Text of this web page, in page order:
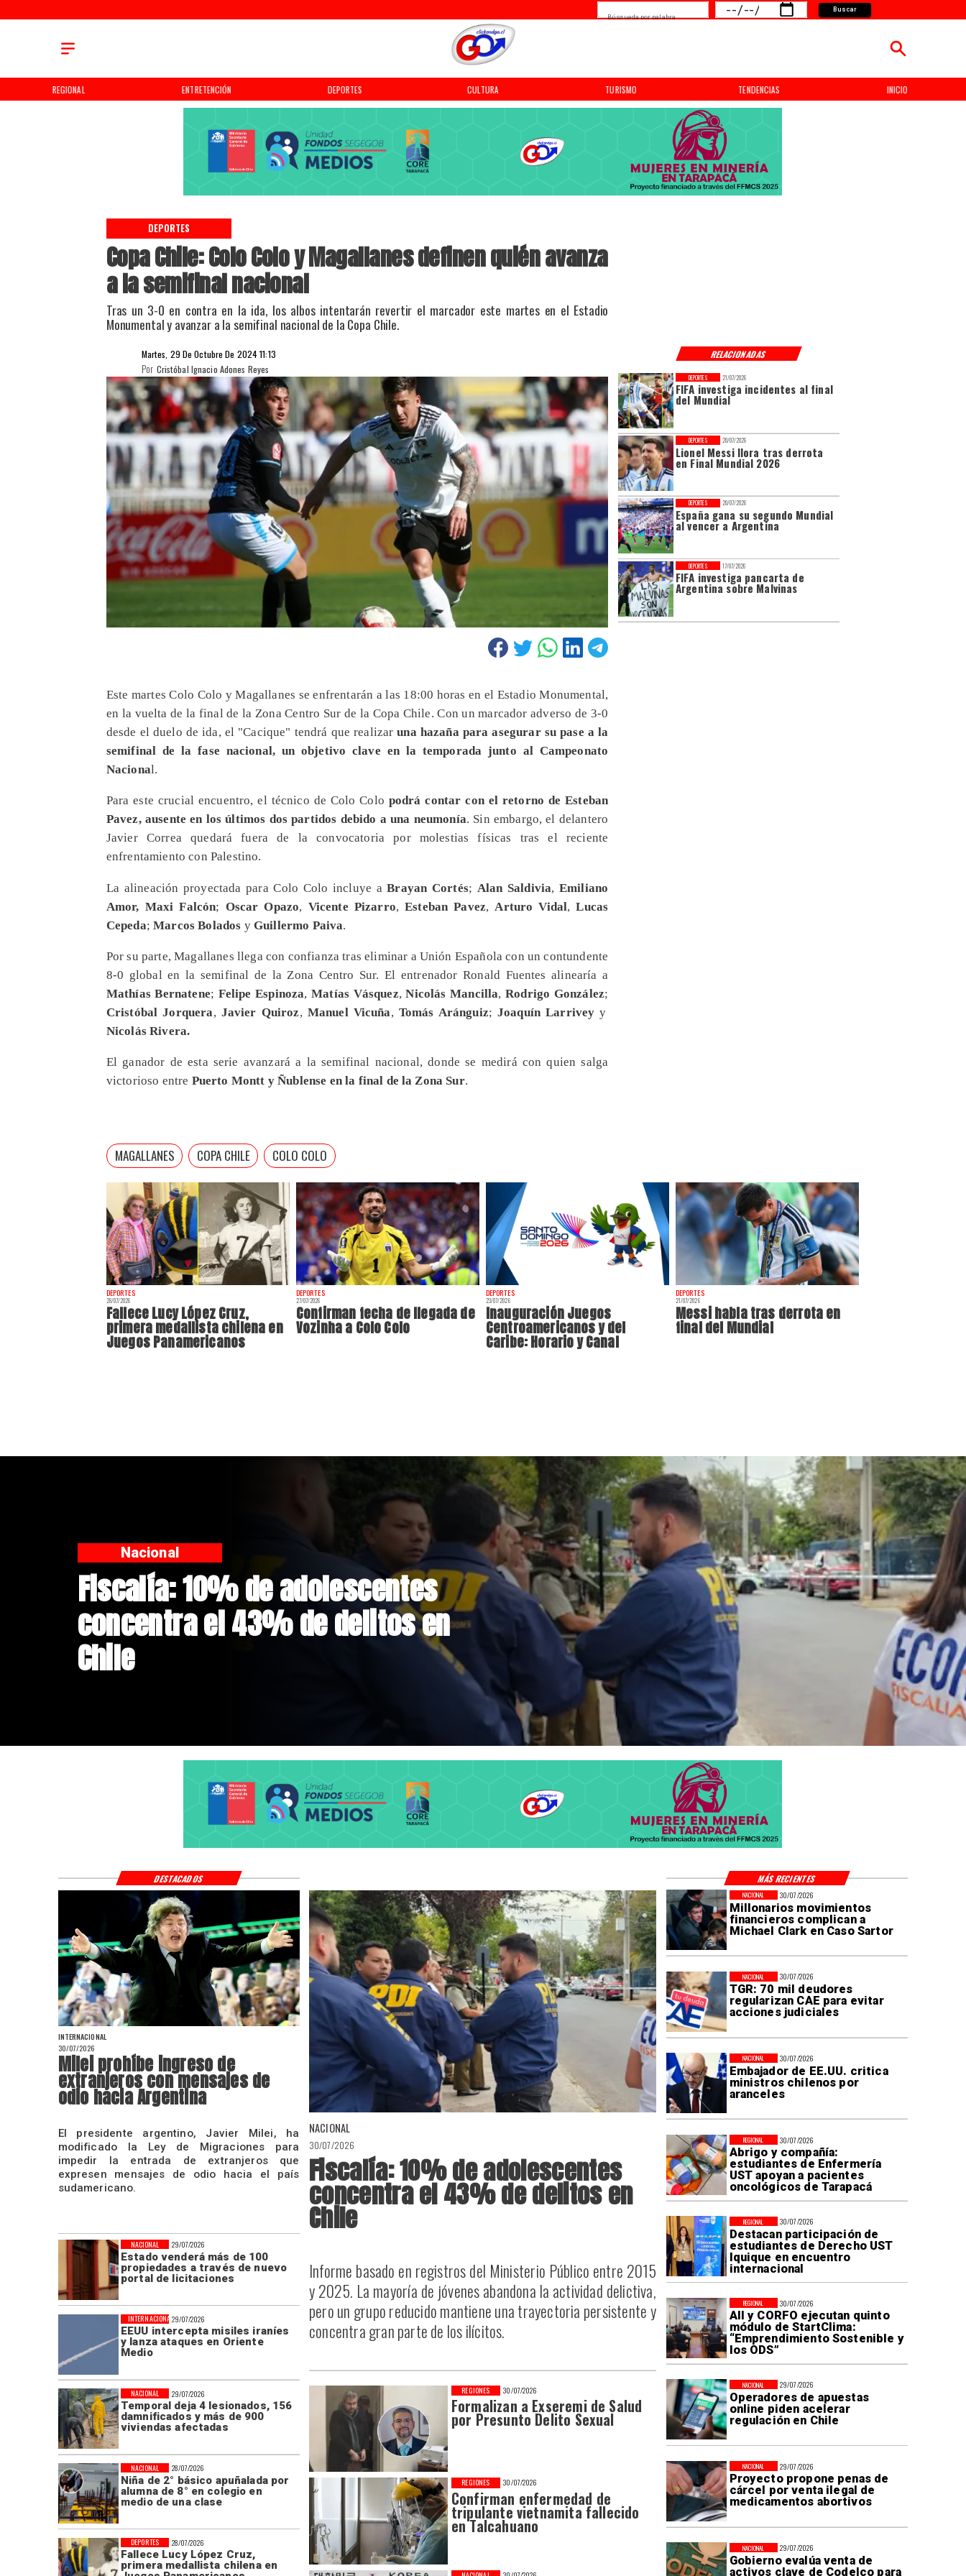
REGIONAL ENTRETENCIÓN DEPORTES CULTURA TURISMO TENDENCIAS INICIO
Buscar
Búsqueda por palabra
Copa Chile: Colo Colo y Magallanes definen quién avanza
a la semifinal nacional
​Tras un 3-0 en contra en la ida, los albos intentarán revertir el marcador este martes en el Estadio
Monumental y avanzar a la semifinal nacional de la Copa Chile.
DEPORTES
RELACIONADAS
Martes, 29 De Octubre De 2024 11:13
Cristóbal Ignacio Adones Reyes
Por
DEPORTES
28/07/2026
Fallece Lucy López Cruz,
primera medallista chilena en
Juegos Panamericanos
DEPORTES
27/07/2026
Confirman fecha de llegada de
Vozinha a Colo Colo
DEPORTES
23/07/2026
Inauguración Juegos
Centroamericanos y del
Caribe: Horario y Canal
DEPORTES
21/07/2026
Messi habla tras derrota en
final del Mundial
21/07/2026
FIFA investiga incidentes al final
del Mundial
DEPORTES
20/07/2026
Lionel Messi llora tras derrota
en Final Mundial 2026
DEPORTES
20/07/2026
España gana su segundo Mundial
al vencer a Argentina
DEPORTES
17/07/2026
FIFA investiga pancarta de
Argentina sobre Malvinas
DEPORTES
Este martes Colo Colo y Magallanes se enfrentarán a las 18:00 horas en el Estadio Monumental,
en la vuelta de la final de la Zona Centro Sur de la Copa Chile. Con un marcador adverso de 3-0
desde el duelo de ida, el "Cacique" tendrá que realizaruna hazaña para asegurar su pase a la
semifinal de la fase nacional, un objetivo clave en la temporada junto al Campeonato
Nacional.
Para este crucial encuentro, el técnico de Colo Colo podrá contar con el retorno de Esteban
Pavez, ausente en los últimos dos partidos debido a una neumonía. Sin embargo, el delantero
Javier Correa quedará fuera de la convocatoria por molestias físicas tras el reciente
enfrentamiento con Palestino.
La alineación proyectada para Colo Colo incluye aBrayan Cortés; Alan Saldivia, Emiliano
Amor, Maxi Falcón; Oscar Opazo, Vicente Pizarro,Esteban Pavez, Arturo Vidal,Lucas
Cepeda;Marcos Bolados y Guillermo Paiva.
Por su parte, Magallanes llega con confianza tras eliminar a Unión Española con un contundente
8-0 global en la semifinal de la Zona Centro Sur. El entrenador Ronald Fuentes alinearía a
Mathías Bernatene; Felipe Espinoza,Matías Vásquez,Nicolás Mancilla,Rodrigo González;
Cristóbal Jorquera, Javier Quiroz, Manuel Vicuña, Tomás Aránguiz; Joaquín Larriveyy
Nicolás Rivera.
El ganador de esta serie avanzará a la semifinal nacional, donde se medirá con quien salga
victorioso entre Puerto Montt y Ñublense en la final de la Zona Sur.
MAGALLANES COPA CHILE COLO COLO
Milei prohíbe ingreso de extranjeros
con mensajes de odio hacia
Argentina
Internacional
30/07/2026
Millonarios movimientos
financieros complican a
Michael Clark en Caso Sartor
NACIONAL
30/07/2026
TGR: 70 mil deudores
regularizan CAE para evitar
acciones judiciales
NACIONAL
30/07/2026
Embajador de EE.UU. critica
ministros chilenos por
aranceles
NACIONAL
30/07/2026
Abrigo y compañía:
estudiantes de Enfermería
UST apoyan a pacientes
oncológicos de Tarapacá
REGIONAL
30/07/2026
Destacan participación de
estudiantes de Derecho UST
Iquique en encuentro
internacional
REGIONAL
30/07/2026
AII y CORFO ejecutan quinto
módulo de StartClima:
“Emprendimiento Sostenible y
los ODS”
REGIONAL
29/07/2026
Operadores de apuestas
online piden acelerar
regulación en Chile
NACIONAL
29/07/2026
Proyecto propone penas de
cárcel por venta ilegal de
medicamentos abortivos
NACIONAL
29/07/2026
Gobierno evalúa venta de
activos clave de Codelco para
NACIONAL
29/07/2026
Estado venderá más de 100
propiedades a través de nuevo
portal de licitaciones
NACIONAL
29/07/2026
EEUU intercepta misiles iraníes
y lanza ataques en Oriente
Medio
INTERNACIONAL
29/07/2026
Temporal deja 4 lesionados, 156
damnificados y más de 900
viviendas afectadas
NACIONAL
28/07/2026
Niña de 2° básico apuñalada por
alumna de 8° en colegio en
medio de una clase
NACIONAL
28/07/2026
Fallece Lucy López Cruz,
primera medallista chilena en
DEPORTES
30/07/2026
Formalizan a Exseremi de Salud
por Presunto Delito Sexual
REGIONES
30/07/2026
Confirman enfermedad de
tripulante vietnamita fallecido
en Talcahuano
REGIONES
INTERNACIONAL
30/07/2026
Milei prohíbe ingreso de
extranjeros con mensajes de
odio hacia Argentina
El presidente argentino, Javier Milei, ha
modificado la Ley de Migraciones para
impedir la entrada de extranjeros que
expresen mensajes de odio hacia el país
sudamericano.
NACIONAL
30/07/2026
Fiscalía: 10% de adolescentes
concentra el 43% de delitos en
Chile
Informe basado en registros del Ministerio Público entre 2015
y 2025. La mayoría de jóvenes abandona la actividad delictiva,
pero un grupo reducido mantiene una trayectoria persistente y
concentra gran parte de los ilícitos.
DESTACADOS MÁS RECIENTES